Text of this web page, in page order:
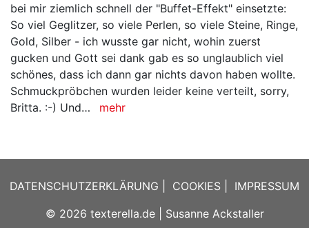
bei mir ziemlich schnell der "Buffet-Effekt" einsetzte:
So viel Geglitzer, so viele Perlen, so viele Steine, Ringe,
Gold, Silber - ich wusste gar nicht, wohin zuerst
gucken und Gott sei dank gab es so unglaublich viel
schönes, dass ich dann gar nichts davon haben wollte.
Schmuckpröbchen wurden leider keine verteilt, sorry,
Britta. :-) Und…
mehr
DATENSCHUTZERKLÄRUNG COOKIES
IMPRESSUM
© 2026 texterella.de| Susanne Ackstaller